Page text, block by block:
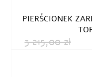
PIERŚCIONEK
3 215,00 zł